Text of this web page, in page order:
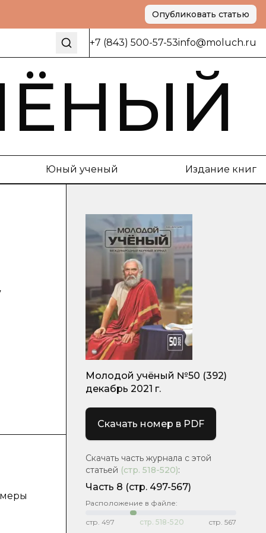
Опубликовать статью
+7 (843) 500-57-53info@moluch.ru
Юный ученый Издание книг
Молодой учёный №50 (392)
декабрь 2021 г.
Скачать номер в PDF
Скачать часть журнала с этой
статьей (стр. 518-520):
Часть 8 (стр. 497-567)
Расположение в файле:
стр. 497 стр. 518-520 стр. 567